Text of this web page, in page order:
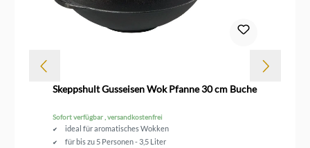
Skeppshult Gusseisen Wok Pfanne 30 cm Buche
Sofort verfügbar , versandkostenfrei
ideal für aromatisches Wokken
für bis zu 5 Personen - 3,5 Liter